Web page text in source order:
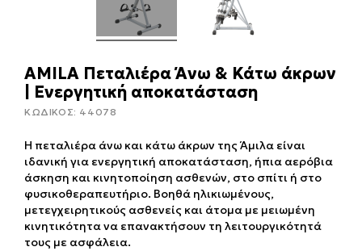
AMILA Πεταλιέρα Άνω & Κάτω άκρων
| Ενεργητική αποκατάσταση
ΚΩΔΙΚΟΣ: 44078
Η πεταλιέρα άνω και κάτω άκρων της Άμιλα είναι
ιδανική για ενεργητική αποκατάσταση, ήπια αερόβια
άσκηση και κινητοποίηση ασθενών, στο σπίτι ή στο
φυσικοθεραπευτήριο. Βοηθά ηλικιωμένους,
μετεγχειρητικούς ασθενείς και άτομα με μειωμένη
κινητικότητα να επανακτήσουν τη λειτουργικότητά
τους με ασφάλεια.